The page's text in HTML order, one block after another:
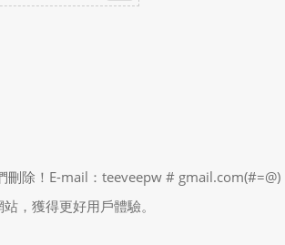
刪除！E-mail：teeveepw # gmail.com(#=@)
，獲得更好用戶體驗。